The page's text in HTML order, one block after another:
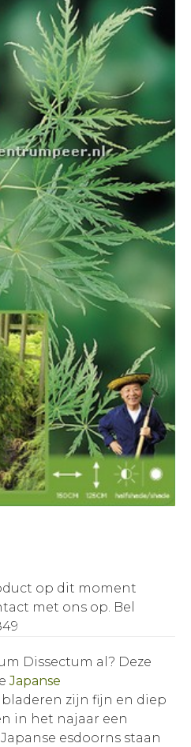
op dit moment
met ons op. Bel
Dissectum al? Deze
Japanse
zijn fijn en diep
in het najaar een
esdoorns staan